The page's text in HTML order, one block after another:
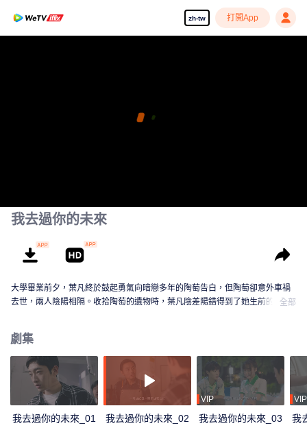
zh-tw 打開App
我去過你的未來
大學畢業前夕，葉凡終於鼓起勇氣向暗戀多年的陶萄告白，但陶萄卻意外車禍
去世，兩人陰陽相隔。收拾陶萄的遺物時，葉凡陰差陽錯得到了她生前的舊手
全部
劇集
我去過你的未來_01 我去過你的未來_02
VIP
我去過你的未來_03
VIP
我